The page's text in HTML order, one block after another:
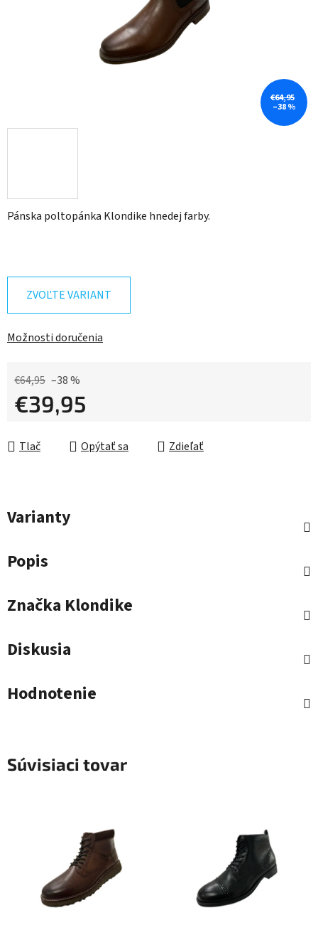
Pánska poltopánka Klondike hnedej farby.
ZVOĽTE VARIANT
Možnosti doručenia
€64,95 –38 %
€39,95
Tlač
Opýtať sa Zdieľať
€64,95
–38 %
Varianty
Popis
Značka Klondike
Diskusia
Hodnotenie
Súvisiaci tovar